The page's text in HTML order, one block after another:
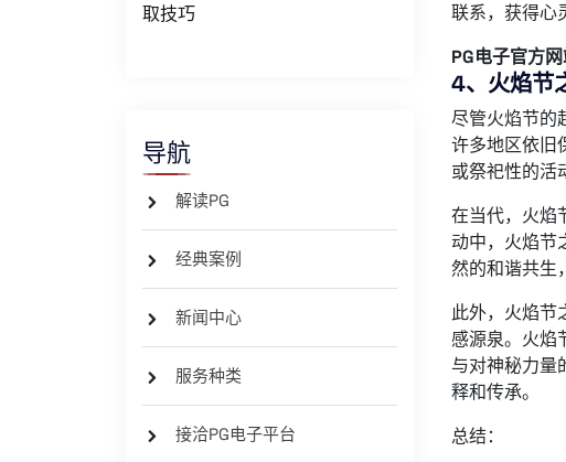
取技巧
导航
解读PG
经典案例
新闻中心
服务种类
接洽PG电子平台
联系，获得心
PG电子官方
4、火焰节
尽管火焰节的
许多地区依旧
或祭祀性的活
在当代，火焰
动中，火焰节
然的和谐共生
此外，火焰节
感源泉。火焰
与对神秘力量
释和传承。
总结：